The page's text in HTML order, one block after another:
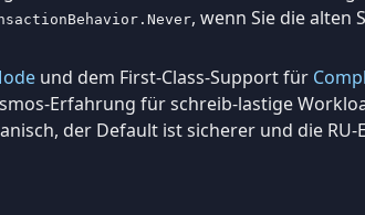
, wenn Sie die alten
und dem First-Class-Support für
Erfahrung für schreib-lastige
der Default ist sicherer und die